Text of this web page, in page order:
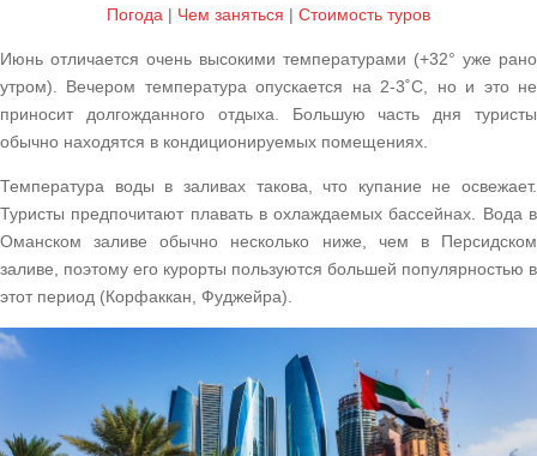
Погода | Чем заняться | Cтоимость туров
Июнь отличается очень высокими температурами (+32° уже рано
утром). Вечером температура опускается на 2-3˚С, но и это не
приносит долгожданного отдыха. Большую часть дня туристы
обычно находятся в кондиционируемых помещениях.
Температура воды в заливах такова, что купание не освежает.
Туристы предпочитают плавать в охлаждаемых бассейнах. Вода в
Оманском заливе обычно несколько ниже, чем в Персидском
заливе, поэтому его курорты пользуются большей популярностью в
этот период (Корфаккан, Фуджейра).